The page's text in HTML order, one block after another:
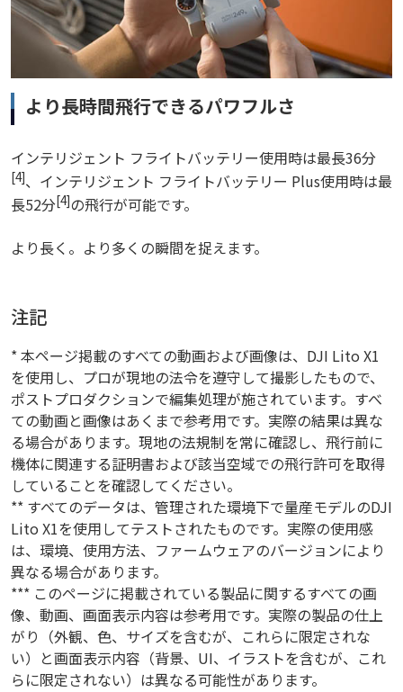
より長時間飛行できるパワフルさ
インテリジェント フライトバッテリー使用時は最長36分
[4]、インテリジェント フライトバッテリー Plus使用時は最
長52分[4]の飛行が可能です。
より長く。より多くの瞬間を捉えます。
注記
* 本ページ掲載のすべての動画および画像は、DJI Lito X1
を使用し、プロが現地の法令を遵守して撮影したもので、
ポストプロダクションで編集処理が施されています。すべ
ての動画と画像はあくまで参考用です。実際の結果は異な
る場合があります。現地の法規制を常に確認し、飛行前に
機体に関連する証明書および該当空域での飛行許可を取得
していることを確認してください。
** すべてのデータは、管理された環境下で量産モデルのDJI
Lito X1を使用してテストされたものです。実際の使用感
は、環境、使用方法、ファームウェアのバージョンにより
異なる場合があります。
*** このページに掲載されている製品に関するすべての画
像、動画、画面表示内容は参考用です。実際の製品の仕上
がり（外観、色、サイズを含むが、これらに限定されな
い）と画面表示内容（背景、UI、イラストを含むが、これ
らに限定されない）は異なる可能性があります。